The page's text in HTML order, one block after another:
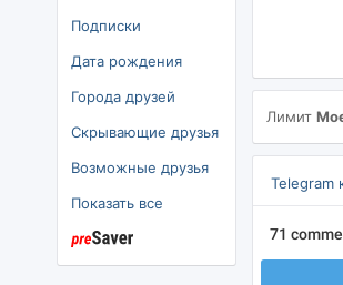
Подписки
Дата рождения
Города друзей
Скрывающие друзья
Возможные друзья
Показать все
Лимит
Telegram